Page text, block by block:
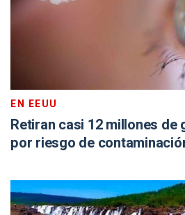
EN EEUU
Retiran casi 12 millones
por riesgo de